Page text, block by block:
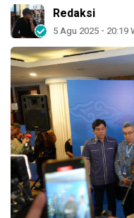
Redaksi
5 Agu 2025 - 20:19